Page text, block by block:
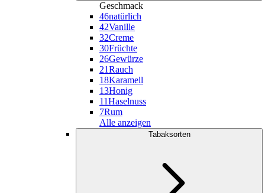
Geschmack
46natürlich
42Vanille
32Creme
30Früchte
26Gewürze
21Rauch
18Karamell
13Honig
11Haselnuss
7Rum
Alle anzeigen
Tabaksorten